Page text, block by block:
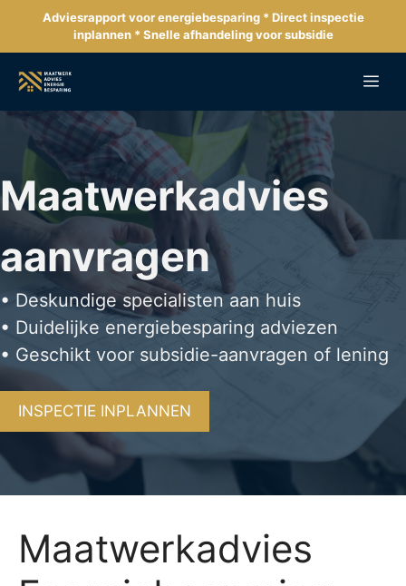
de
inhoud
Adviesrapport voor energiebesparing * Direct inspectie
inplannen * Snelle afhandeling voor subsidie
Maatwerkadvies
aanvragen
• Deskundige specialisten aan huis
• Duidelijke energiebesparing adviezen
• Geschikt voor subsidie-aanvragen of lening
INSPECTIE INPLANNEN
Maatwerkadvies